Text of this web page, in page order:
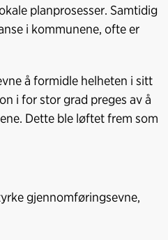
planprosesser. Samtidig
i kommunene, ofte er
å formidle helheten i sitt
i for stor grad preges av å
Dette ble løftet frem som
gjennomføringsevne,